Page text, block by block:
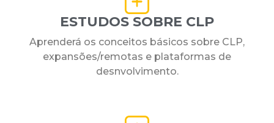
ESTUDOS SOBRE CLP
Aprenderá os conceitos básicos sobre CLP,
expansões/remotas e plataformas de
desnvolvimento.